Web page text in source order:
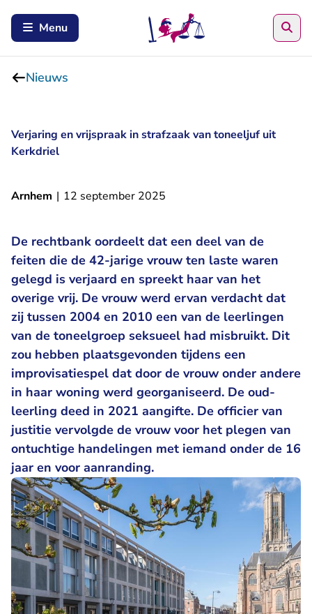
Menu
Nieuws
Verjaring en vrijspraak in strafzaak van toneeljuf uit
Kerkdriel
Arnhem | 12 september 2025
De rechtbank oordeelt dat een deel van de
feiten die de 42-jarige vrouw ten laste waren
gelegd is verjaard en spreekt haar van het
overige vrij. De vrouw werd ervan verdacht dat
zij tussen 2004 en 2010 een van de leerlingen
van de toneelgroep seksueel had misbruikt. Dit
zou hebben plaatsgevonden tijdens een
improvisatiespel dat door de vrouw onder andere
in haar woning werd georganiseerd. De oud-
leerling deed in 2021 aangifte. De officier van
justitie vervolgde de vrouw voor het plegen van
ontuchtige handelingen met iemand onder de 16
jaar en voor aanranding.